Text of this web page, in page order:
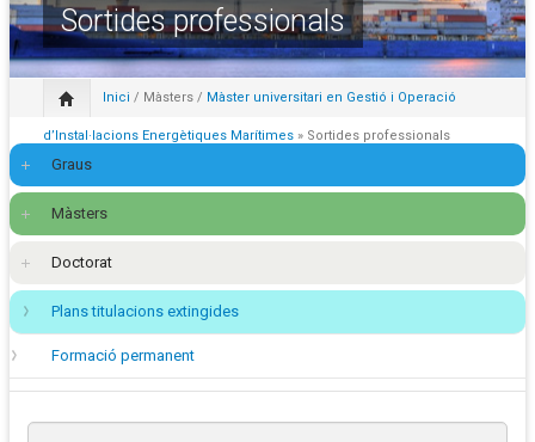
Sortides professionals
Inici / Màsters / Màster universitari en Gestió i Operació
d’Instal·lacions Energètiques Marítimes » Sortides professionals
Graus
Màsters
Doctorat
Plans titulacions extingides
Formació permanent